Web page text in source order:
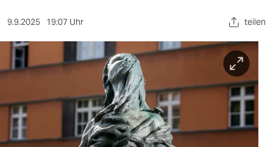
kultur
sport
berlin
nord
wahrheit
9.9.2025 19:07 Uhr teilen